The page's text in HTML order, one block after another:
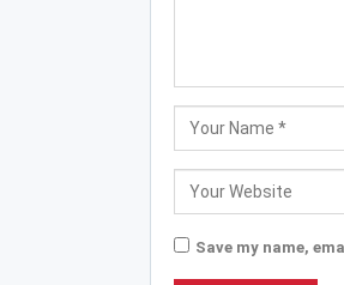
Save my name,